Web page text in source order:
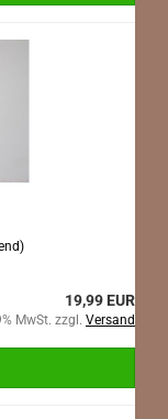
19,99 EUR
MwSt. zzgl. Versand